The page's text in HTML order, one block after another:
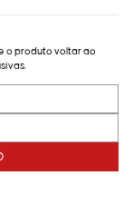
o produto voltar ao